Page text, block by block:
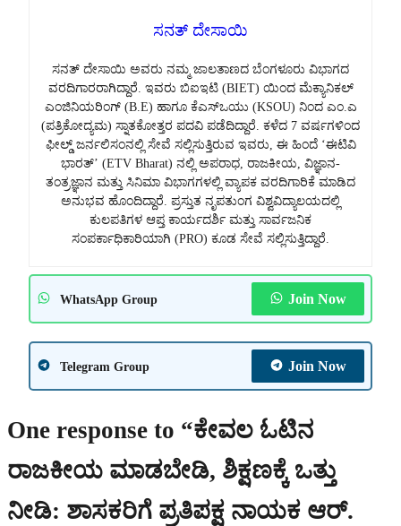
ಸನತ್ ದೇಸಾಯಿ
ಸನತ್ ದೇಸಾಯಿ ಅವರು ನಮ್ಮ ಜಾಲತಾಣದ ಬೆಂಗಳೂರು ವಿಭಾಗದ
ವರದಿಗಾರರಾಗಿದ್ದಾರೆ. ಇವರು ಬಿಐಇಟಿ (BIET) ಯಿಂದ ಮೆಕ್ಯಾನಿಕಲ್
ಎಂಜಿನಿಯರಿಂಗ್ (B.E) ಹಾಗೂ ಕೆಎಸ್‌ಒಯು (KSOU) ನಿಂದ ಎಂ.ಎ
(ಪತ್ರಿಕೋದ್ಯಮ) ಸ್ನಾತಕೋತ್ತರ ಪದವಿ ಪಡೆದಿದ್ದಾರೆ. ಕಳೆದ 7 ವರ್ಷಗಳಿಂದ
ಫೀಲ್ಡ್ ಜರ್ನಲಿಸಂನಲ್ಲಿ ಸೇವೆ ಸಲ್ಲಿಸುತ್ತಿರುವ ಇವರು, ಈ ಹಿಂದೆ ‘ಈಟಿವಿ
ಭಾರತ್’ (ETV Bharat) ನಲ್ಲಿ ಅಪರಾಧ, ರಾಜಕೀಯ, ವಿಜ್ಞಾನ-
ತಂತ್ರಜ್ಞಾನ ಮತ್ತು ಸಿನಿಮಾ ವಿಭಾಗಗಳಲ್ಲಿ ವ್ಯಾಪಕ ವರದಿಗಾರಿಕೆ ಮಾಡಿದ
ಅನುಭವ ಹೊಂದಿದ್ದಾರೆ. ಪ್ರಸ್ತುತ ನೃಪತುಂಗ ವಿಶ್ವವಿದ್ಯಾಲಯದಲ್ಲಿ
ಕುಲಪತಿಗಳ ಆಪ್ತ ಕಾರ್ಯದರ್ಶಿ ಮತ್ತು ಸಾರ್ವಜನಿಕ
ಸಂಪರ್ಕಾಧಿಕಾರಿಯಾಗಿ (PRO) ಕೂಡ ಸೇವೆ ಸಲ್ಲಿಸುತ್ತಿದ್ದಾರೆ.
WhatsApp Group Join Now
Telegram Group Join Now
One response to “ಕೇವಲ ಓಟಿನ
ರಾಜಕೀಯ ಮಾಡಬೇಡಿ, ಶಿಕ್ಷಣಕ್ಕೆ ಒತ್ತು
ನೀಡಿ: ಶಾಸಕರಿಗೆ ಪ್ರತಿಪಕ್ಷ ನಾಯಕ ಆರ್.